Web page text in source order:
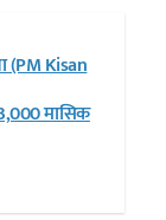
(PM Kisan
मासिक